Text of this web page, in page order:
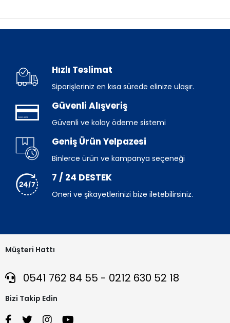
Hızlı Teslimat
Siparişleriniz en kısa sürede elinize ulaşır.
Güvenli Alışveriş
Güvenli ve kolay ödeme sistemi
Geniş Ürün Yelpazesi
Binlerce ürün ve kampanya seçeneği
7 / 24 DESTEK
Öneri ve şikayetlerinizi bize iletebilirsiniz.
Müşteri Hattı
0541 762 84 55 - 0212 630 52 18
Bizi Takip Edin